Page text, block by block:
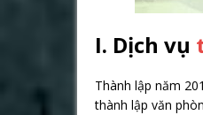
I. Dịch vụ
Thành lập năm
thành lập văn